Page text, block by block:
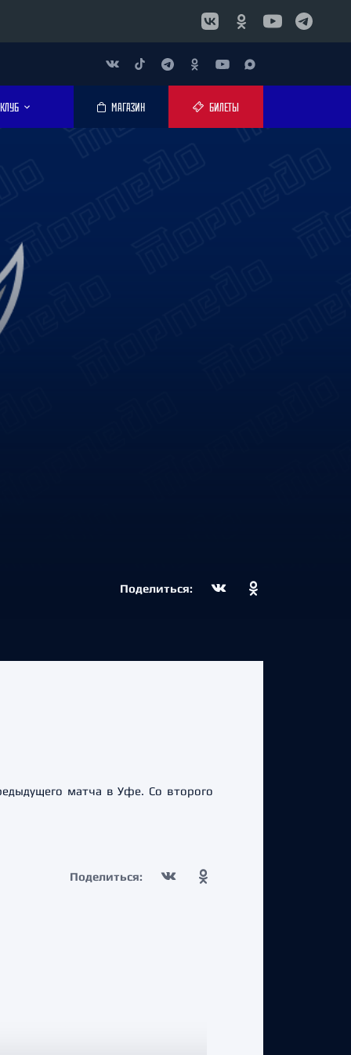
КЛУБ МАГАЗИН БИЛЕТЫ
Поделиться:
матча в Уфе. Со второго
Поделиться: